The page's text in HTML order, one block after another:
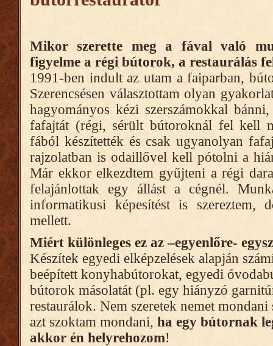
Mikor szerette meg a fával való
figyelme a régi bútorok, a restaurálás
1991-ben indult az utam a faiparban,
Szerencsésen választottam olyan
hagyományos kézi szerszámokkal
fafajtát (régi, sérült bútoroknál fel kell
fából készítették és csak ugyanolyan
rajzolatban is odaillővel kell pótolni a
Már ekkor elkezdtem gyűjteni a régi
felajánlottak egy állást a cégnél.
informatikusi képesítést is szereztem,
mellett.
Miért különleges ez az –egyenlőre-
Készítek egyedi elképzelések alapján
beépített konyhabútorokat, egyedi
bútorok másolatát (pl. egy hiányzó
restaurálok. Nem szeretek nemet
azt szoktam mondani, ha egy bútornak
akkor én helyrehozom!